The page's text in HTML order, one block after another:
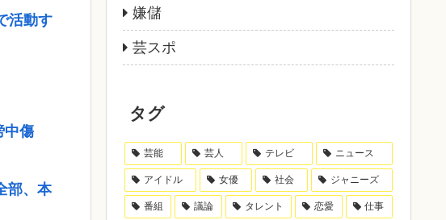
活動す
中傷
部、本
嫌儲
芸スポ
タグ
芸能 芸人 テレビ ニュース
アイドル 女優 社会 ジャニーズ
番組 議論 タレント 恋愛 仕事